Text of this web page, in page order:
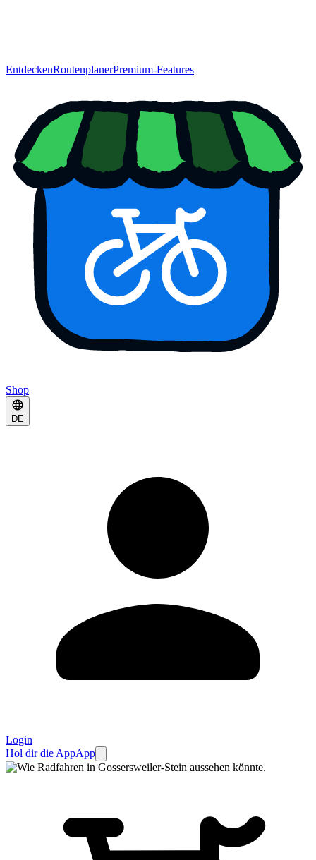
EntdeckenRoutenplanerPremium-Features
Shop
DE
Login
Hol dir die AppApp